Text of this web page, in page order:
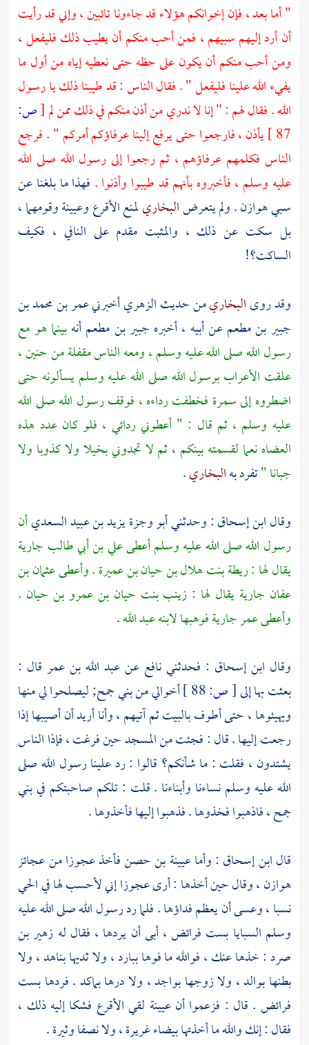
" أما بعد ، فإن إخوانكم هؤلاء قد جاءونا تائبين ، وإني قد رأيت
أن أرد إليهم سبيهم ، فمن أحب منكم أن يطيب ذلك فليفعل ،
ومن أحب منكم أن يكون على حظه حتى نعطيه إياه من أول ما
يفيء الله علينا فليفعل " . فقال الناس : قد طيبنا ذلك يا رسول
الله . فقال لهم : " إنا لا ندري من أذن منكم في ذلك ممن لم[ص:
87 ] يأذن ، فارجعوا حتى يرفع إلينا عرفاؤكم أمركم " . فرجع
الناس فكلمهم عرفاؤهم ، ثم رجعوا إلى رسول الله صلى الله
عليه وسلم ، فأخبروه بأنهم قد طيبوا وأذنوا . فهذا ما بلغنا عن
سبيهوازن. ولم يتعرضالبخاريلمنعالأقرعوعيينةوقومهما ،
بل سكت عن ذلك ، والمثبت مقدم على النافي ، فكيف
الساكت؟!
وقد روىالبخاريمن حديثالزهريأخبرنيعمر بن محمد بن
جبير بن مطعمعن أبيه ، أخبره جبير بن مطعمأنهبينما هو مع
رسول الله صلى الله عليه وسلم ، ومعه الناس مقفلة منحنين ،
علقت الأعراب برسول الله صلى الله عليه وسلم يسألونه حتى
اضطروه إلى سمرة فخطفت رداءه ، فوقف رسول الله صلى الله
عليه وسلم ، ثم قال : " أعطوني ردائي ، فلو كان عدد هذه
العضاه نعما لقسمته بينكم ، ثم لا تجدوني بخيلا ولا كذوبا ولا
جبانا "تفرد بهالبخاري.
وقالابن إسحاق :وحدثنيأبو وجزة يزيد بن عبيد السعديأن
رسول الله صلى الله عليه وسلم أعطىعلي بن أبي طالب جارية
يقال لها :ريطة بنت هلال بن حيان بن عميرة. وأعطىعثمان بن
عفان جارية يقال لها : زينب بنت حيان بن عمرو بن حيان .
وأعطىعمرجارية فوهبها لابنهعبد الله.
وقال ابن إسحاق : فحدثنينافع عنعبد الله بن عمر قال :
بعثت بها إلى[ص: أخوالي منبني جمح;ليصلحوا لي منها
ويهيئوها ، حتى أطوف بالبيت ثم آتيهم ، وأنا أريد أن أصيبها إذا
رجعت إليها . قال : فجئت من المسجد حين فرغت ، فإذا الناس
يشتدون ، فقلت : ما شأنكم؟ قالوا : رد علينا رسول الله صلى
الله عليه وسلم نساءنا وأبناءنا . قلت : تلكم صاحبتكم فيبني
جمح ،فاذهبوا فخذوها . فذهبوا إليها فأخذوها .
قالابن إسحاق :وأماعيينة بن حصنفأخذ عجوزا من عجائز
هوازن ،وقال حين أخذها : أرىعجوزاإني لأحسب لها في الحي
نسبا ، وعسى أن يعظم فداؤها . فلما رد رسول الله صلى الله عليه
وسلم السبايا بست فرائض ، أبى أن يردها ، فقال له زهير بن
صرد: خذها عنك ، فوالله ما فوها ببارد ، ولا ثديها بناهد ، ولا
بطنها بوالد ، ولا زوجها بواجد ، ولا درها بماكد . فردها بست
فرائض . قال : فزعموا أنعيينة لقيالأقرع فشكا إليه ذلك ،
فقال : إنك والله ما أخذتها بيضاء غريرة ، ولا نصفا وثيرة .